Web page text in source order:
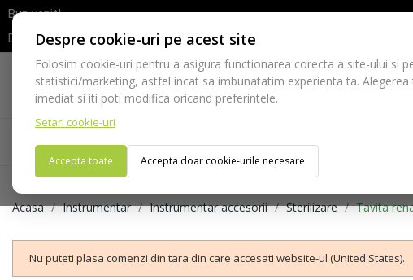
Despre cookie-uri pe acest site
Folosim cookie-uri pentru a asigura functionarea corecta a site-ului si
statistici/marketing, astfel incat sa imbunatatim experienta ta. Alegerea
imediat si iti poti modifica oricand preferintele.
Setari cookie-uri
Accepta toate Accepta doar cookie-urile necesare
Bun venit!
Dupa efectuarea comenzii va rugam sa asteptati confirmarea stocurilor
Telefon:
021-528 03 23
Acasa Consumabile Echipamente
Acasa Instrumentar Instrumentar accesorii Sterilizare Tavita
Nu puteti plasa comenzi din tara din care accesati website-ul (United States).